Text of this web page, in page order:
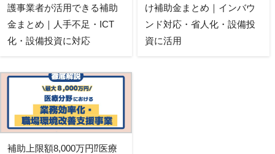
護事業者が活用できる補助
金まとめ｜人手不足・ICT
化・設備投資に対応
け補助金まとめ｜インバウ
ンド対応・省人化・設備投
資に活用
補助上限額8,000万円⁉医療